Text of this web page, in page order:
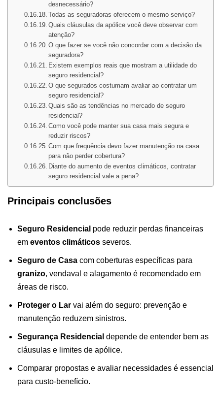
desnecessário?
Todas as seguradoras oferecem o mesmo serviço?
Quais cláusulas da apólice você deve observar com
atenção?
O que fazer se você não concordar com a decisão da
seguradora?
Existem exemplos reais que mostram a utilidade do
seguro residencial?
O que segurados costumam avaliar ao contratar um
seguro residencial?
Quais são as tendências no mercado de seguro
residencial?
Como você pode manter sua casa mais segura e
reduzir riscos?
Com que frequência devo fazer manutenção na casa
para não perder cobertura?
Diante do aumento de eventos climáticos, contratar
seguro residencial vale a pena?
Principais conclusões
Seguro Residencial pode reduzir perdas financeiras
em eventos climáticos severos.
Seguro de Casa com coberturas específicas para
granizo, vendaval e alagamento é recomendado em
áreas de risco.
Proteger o Lar vai além do seguro: prevenção e
manutenção reduzem sinistros.
Segurança Residencial depende de entender bem as
cláusulas e limites de apólice.
Comparar propostas e avaliar necessidades é essencial
para custo-benefício.